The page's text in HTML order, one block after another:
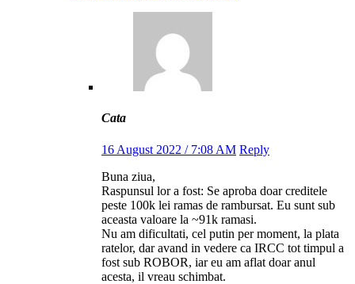
Cata
16 August 2022 / 7:08 AM Reply
Buna ziua,
Raspunsul lor a fost: Se aproba doar creditele
peste 100k lei ramas de rambursat. Eu sunt sub
aceasta valoare la ~91k ramasi.
Nu am dificultati, cel putin per moment, la plata
ratelor, dar avand in vedere ca IRCC tot timpul a
fost sub ROBOR, iar eu am aflat doar anul
acesta, il vreau schimbat.